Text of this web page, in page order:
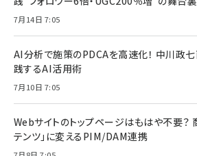
7月14日 7:05
AI分析で施策のPDCAを高速化！ 中川政
践するAI活用術
7月10日 7:05
Webサイトのトップページはもはや不要？
テンツ」に変えるPIM/DAM連携